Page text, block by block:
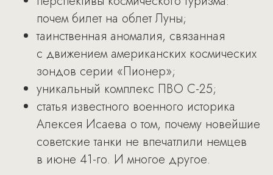
почем билет на облет Луны;
таинственная аномалия, связанная
с движением американских космических
зондов серии «Пионер»;
уникальный комплекс ПВО С-25;
статья известного военного историка
Алексея Исаева о том, почему новейшие
советские танки не впечатлили немцев
в июне 41-го. И многое другое.